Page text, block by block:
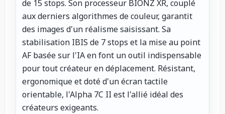
de 15 stops. Son processeur BIONZ XR, couplé
aux derniers algorithmes de couleur, garantit
des images d'un réalisme saisissant. Sa
stabilisation IBIS de 7 stops et la mise au point
AF basée sur l'IA en font un outil indispensable
pour tout créateur en déplacement. Résistant,
ergonomique et doté d'un écran tactile
orientable, l'Alpha 7C II est l'allié idéal des
créateurs exigeants.